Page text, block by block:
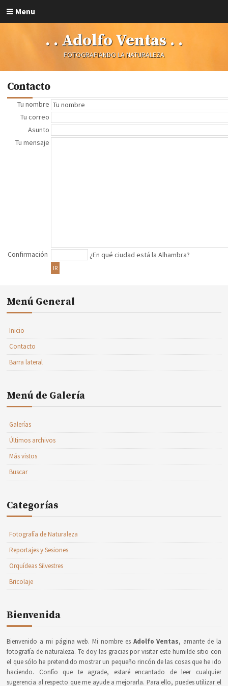
Menu
. . Adolfo Ventas . .
FOTOGRAFIANDO LA NATURALEZA
Contacto
Tu nombre
Tu correo
Asunto
Tu mensaje
Confirmación ¿En qué ciudad está la Alhambra?
IR
Menú General
Inicio
Contacto
Barra lateral
Menú de Galería
Galerías
Últimos archivos
Más vistos
Buscar
Categorías
Fotografía de Naturaleza
Reportajes y Sesiones
Orquídeas Silvestres
Bricolaje
Bienvenida
Bienvenido a mi página web. Mi nombre es Adolfo Ventas, amante de la
fotografía de naturaleza. Te doy las gracias por visitar este humilde sitio con
el que sólo he pretendido mostrar un pequeño rincón de las cosas que he ido
haciendo. Confío que te agrade, estaré encantado de leer cualquier
sugerencia al respecto que me ayude a mejorarla. Para ello, puedes utilizar el